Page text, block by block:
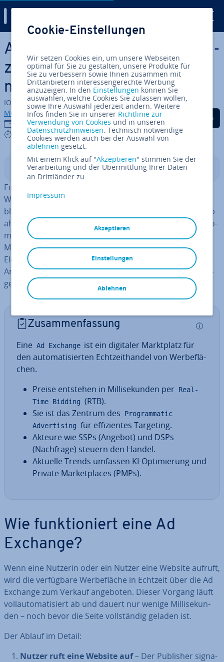
Zum Haupt­in­halt springen
Ad Exchange: Was ist eine An­
zei­gen­bör­se und wie funk­tio­
niert sie?
IONOS Redaktion
Melissa Senn
20.04.2026
5 mins
Auf Facebook teilen
Auf Twitter teilen
Auf LinkedIn
In­halts­ver­zeich­nis
Eine Ad Exchange ist ein digitaler Markt­platz, auf dem
Wer­be­flä­chen (Ad Im­pres­si­ons) in Echtzeit zwischen Pu­
blishern und Ad­ver­ti­sern gehandelt werden. Das Prinzip
ähnelt einer Börse: Angebot und Nachfrage treffen au­to­
ma­ti­siert zusammen, und der Preis wird per Auktion in
Mil­li­se­kun­den ermittelt. Ad Exchanges sind das zentrale
Element des
Pro­gram­ma­tic Ad­ver­ti­sing
und haben die
Art und Weise, wie Online-Werbung ein­ge­kauft und aus­
ge­spielt wird, grund­le­gend verändert.
Zu­sam­men­fas­sung ⓘ
Eine Ad Exchange ist ein digitaler Markt­platz für
den au­to­ma­ti­sier­ten Echt­zeit­han­del von Wer­be­flä­
chen.
Preise entstehen in Mil­li­se­kun­den per Real-
Time Bidding (RTB).
Sie ist das Zentrum des
Programmatic
Advertising für ef­fi­zi­en­tes Targeting.
Akteure wie SSPs (Angebot) und DSPs
(Nachfrage) steuern den Handel.
Aktuelle Trends umfassen KI-Op­ti­mie­rung und
Private Mar­ket­places (PMPs).
Wie funk­tio­niert eine Ad
Exchange?
Wenn eine Nutzerin oder ein Nutzer eine Website aufruft,
wird die ver­füg­ba­re Wer­be­flä­che in Echtzeit über die Ad
Exchange zum Verkauf angeboten. Dieser Vorgang läuft
voll­au­to­ma­ti­siert ab und dauert nur wenige Mil­li­se­kun­
den – noch bevor die Seite voll­stän­dig geladen ist.
Der Ablauf im Detail:
Nutzer ruft eine Website auf– Der Publisher si­gna­
Cookie-Einstellungen
Wir setzen Cookies ein, um unsere Webseiten
optimal für Sie zu gestalten, unsere Produkte für
Sie zu verbessern sowie Ihnen zusammen mit
Drittanbietern interessengerechte Werbung
anzuzeigen. In den Einstellungen können Sie
auswählen, welche Cookies Sie zulassen wollen,
sowie Ihre Auswahl jederzeit ändern. Weitere
Infos finden Sie in unserer Richtlinie zur
Verwendung von Cookies und in unseren
Datenschutzhinweisen. Technisch notwendige
Cookies werden auch bei der Auswahl von
ablehnen gesetzt.
Mit einem Klick auf "Akzeptieren" stimmen Sie der
Verarbeitung und der Übermittlung Ihrer Daten
an Drittländer zu.
Impressum
Akzeptieren
Ablehnen
Einstellungen